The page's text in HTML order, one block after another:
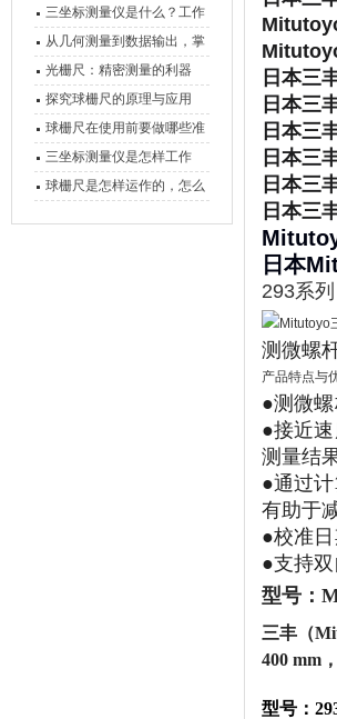
三坐标测量仪是什么？工作
原理、分类与核心功能一次
讲清
从几何测量到数据输出，掌
握万濠影像测量仪的六大核
心能力
光栅尺：精密测量的利器
探究球栅尺的原理与应用
球栅尺在使用前要做哪些准
备工作？
三坐标测量仪是怎样工作
的，功能有什么优势？
球栅尺是怎样运作的，怎么
日本三
日本三
日本三
日本三
日本三
日本三
日本
293系
测微螺
产品特点与
●测微
●接近
测量结
●通过
有助于
●校准
●支持双
型号：
三丰（
400 mm
型号‌：